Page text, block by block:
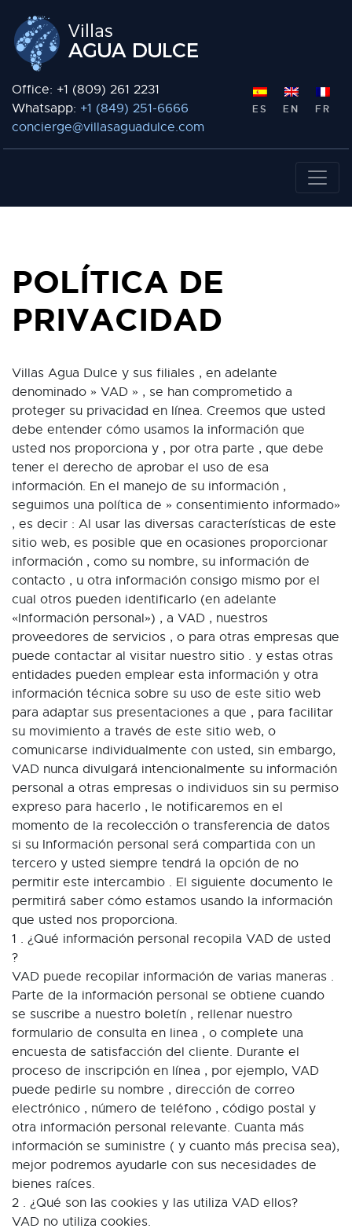
Office: +1 (809) 261 2231
Whatsapp: +1 (849) 251-6666
concierge@villasaguadulce.com
ES EN FR
POLÍTICA DE
PRIVACIDAD
Villas Agua Dulce y sus filiales , en adelante
denominado » VAD » , se han comprometido a
proteger su privacidad en línea. Creemos que usted
debe entender cómo usamos la información que
usted nos proporciona y , por otra parte , que debe
tener el derecho de aprobar el uso de esa
información. En el manejo de su información ,
seguimos una política de » consentimiento informado»
, es decir : Al usar las diversas características de este
sitio web, es posible que en ocasiones proporcionar
información , como su nombre, su información de
contacto , u otra información consigo mismo por el
cual otros pueden identificarlo (en adelante
«Información personal») , a VAD , nuestros
proveedores de servicios , o para otras empresas que
puede contactar al visitar nuestro sitio . y estas otras
entidades pueden emplear esta información y otra
información técnica sobre su uso de este sitio web
para adaptar sus presentaciones a que , para facilitar
su movimiento a través de este sitio web, o
comunicarse individualmente con usted, sin embargo,
VAD nunca divulgará intencionalmente su información
personal a otras empresas o individuos sin su permiso
expreso para hacerlo , le notificaremos en el
momento de la recolección o transferencia de datos
si su Información personal será compartida con un
tercero y usted siempre tendrá la opción de no
permitir este intercambio . El siguiente documento le
permitirá saber cómo estamos usando la información
que usted nos proporciona.
1 . ¿Qué información personal recopila VAD de usted
?
VAD puede recopilar información de varias maneras .
Parte de la información personal se obtiene cuando
se suscribe a nuestro boletín , rellenar nuestro
formulario de consulta en linea , o complete una
encuesta de satisfacción del cliente. Durante el
proceso de inscripción en línea , por ejemplo, VAD
puede pedirle su nombre , dirección de correo
electrónico , número de teléfono , código postal y
otra información personal relevante. Cuanta más
información se suministre ( y cuanto más precisa sea),
mejor podremos ayudarle con sus necesidades de
bienes raíces.
2 . ¿Qué son las cookies y las utiliza VAD ellos?
VAD no utiliza cookies.